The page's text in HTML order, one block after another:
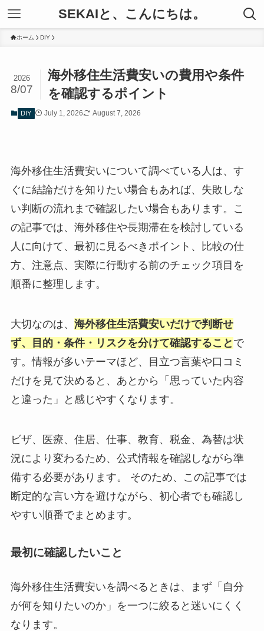
SEKAIと、こんにちは。
ホーム DIY
海外移住生活費安いの費用や条件
を確認するポイント
2026
8/07
DIY July 1, 2026 August 7, 2026
海外移住生活費安いについて調べている人は、す
ぐに結論だけを知りたい場合もあれば、失敗しな
い判断の流れまで確認したい場合もあります。こ
の記事では、海外移住や長期滞在を検討している
人に向けて、最初に見るべきポイント、比較の仕
方、注意点、実際に行動する前のチェック項目を
順番に整理します。
大切なのは、 海外移住生活費安いだけで判断せ
ず、目的・条件・リスクを分けて確認すること で
す。情報が多いテーマほど、目立つ言葉や口コミ
だけを見て決めると、あとから「思っていた内容
と違った」と感じやすくなります。
ビザ、医療、住居、仕事、教育、税金、為替は状
況により変わるため、公式情報を確認しながら準
備する必要があります。 そのため、この記事では
断定的な言い方を避けながら、初心者でも確認し
やすい順番でまとめます。
最初に確認したいこと
海外移住生活費安いを調べるときは、まず「自分
が何を知りたいのか」を一つに絞ると迷いにくく
なります。